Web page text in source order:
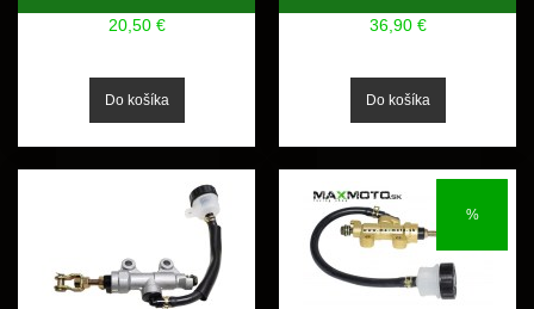
20,50 € 36,90 €
%